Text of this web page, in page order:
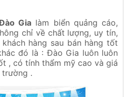
Gia làm biển quảng cáo,
chỉ về chất lượng, uy tín,
hàng sau bán hàng tốt
đó là : Đào Gia luôn luôn
, có tính thẩm mỹ cao và giá
.